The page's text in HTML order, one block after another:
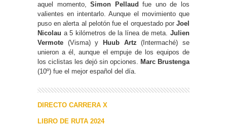
aquel momento,Simon Pellaud fue uno de los
valientes en intentarlo. Aunque el movimiento que
puso en alerta al pelotón fue el orquestado por Joel
Nicolau a 5 kilómetros de la línea de meta. Julien
Vermote (Visma) y Huub Artz (Intermaché) se
unieron a él, aunque el empuje de los equipos de
los ciclistas les dejó sin opciones. Marc Brustenga
(10º) fue el mejor español del día.
DIRECTO CARRERA X
LIBRO DE RUTA 2024